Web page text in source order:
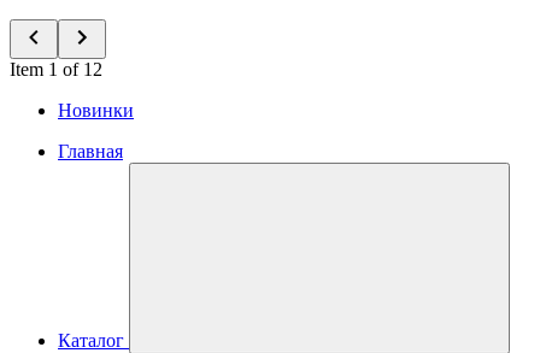
Item 1 of 12
Новинки
Главная
Каталог